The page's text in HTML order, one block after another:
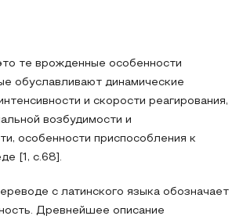
те врожденные особенности
обуславливают динамические
и скорости реагирования,
возбудимости и
особенности приспособления к
[1, с.68].
с латинского языка обозначает
Древнейшее описание